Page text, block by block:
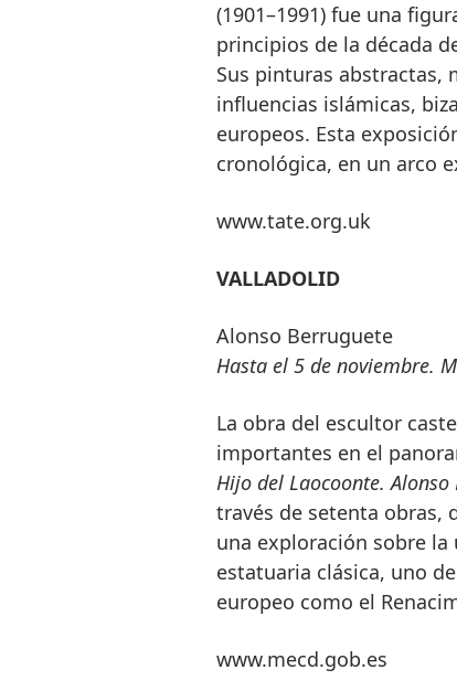
(1901–1991) fue una
principios de la década
Sus pinturas abstractas,
influencias islámicas,
europeos. Esta
cronológica, en un arco
www.tate.org.uk
VALLADOLID
Alonso Berruguete
Hasta el 5 de noviembre.
La obra del escultor
importantes en el
Hijo del Laocoonte.
través de setenta obras,
una exploración sobre
estatuaria clásica, uno
europeo como el
www.mecd.gob.es